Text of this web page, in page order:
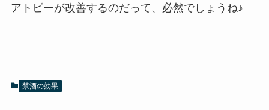
アトピーが改善するのだって、必然でしょうね♪
禁酒の効果